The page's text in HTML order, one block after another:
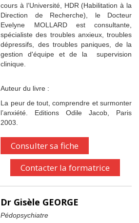
cours à l’Université, HDR (Habilitation à la
Direction de Recherche), le Docteur
Evelyne MOLLARD est consultante,
spécialiste des troubles anxieux, troubles
dépressifs, des troubles paniques, de la
gestion d'équipe et de la supervision
clinique.
Auteur du livre :
La peur de tout, comprendre et surmonter
l’anxiété. Editions Odile Jacob, Paris
2003.
Consulter sa fiche
Contacter la formatrice
Dr Gisèle GEORGE
Pédopsychiatre